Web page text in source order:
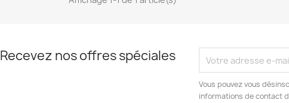
Recevez nos offres spéciales
Vous pouvez vous
informations de contact